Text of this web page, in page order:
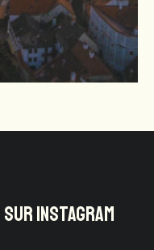
INSTAGRAM